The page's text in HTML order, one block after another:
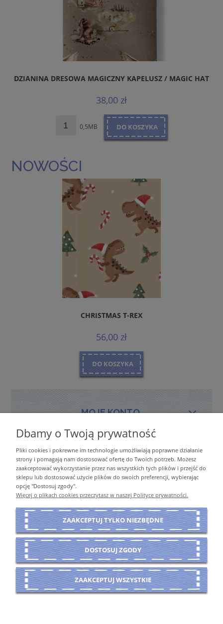
DZIANINA DRESOWA MAGICZNY KAPELUSZ / MAGIC HAT
38,00 zł
0,5MB DO KOSZYKA
NOWOŚCI
CHRISTMAS T-REX
56,00 zł
DO KOSZYKA
MOJE KONTO
PŁATNOŚCI I DOSTAWA
INFORMACJE
O NAS
POKAŻ PEŁNĄ WERSJĘ STRONY
Sklep internetowy Shoper Premium
Dbamy o Twoją prywatność
Pliki cookies i pokrewne im technologie umożliwiają poprawne działanie
strony i pomagają nam dostosować ofertę do Twoich potrzeb. Możesz
zaakceptować wykorzystanie przez nas wszystkich tych plików i przejść do
sklepu lub dostosować użycie plików do swoich preferencji, wybierając
opcję "Dostosuj zgody".
Więcej o plikach cookies przeczytasz w naszej Polityce prywatności.
ZAAKCEPTUJ TYLKO NIEZBĘDNE
DOSTOSUJ ZGODY
ZAAKCEPTUJ WSZYSTKIE